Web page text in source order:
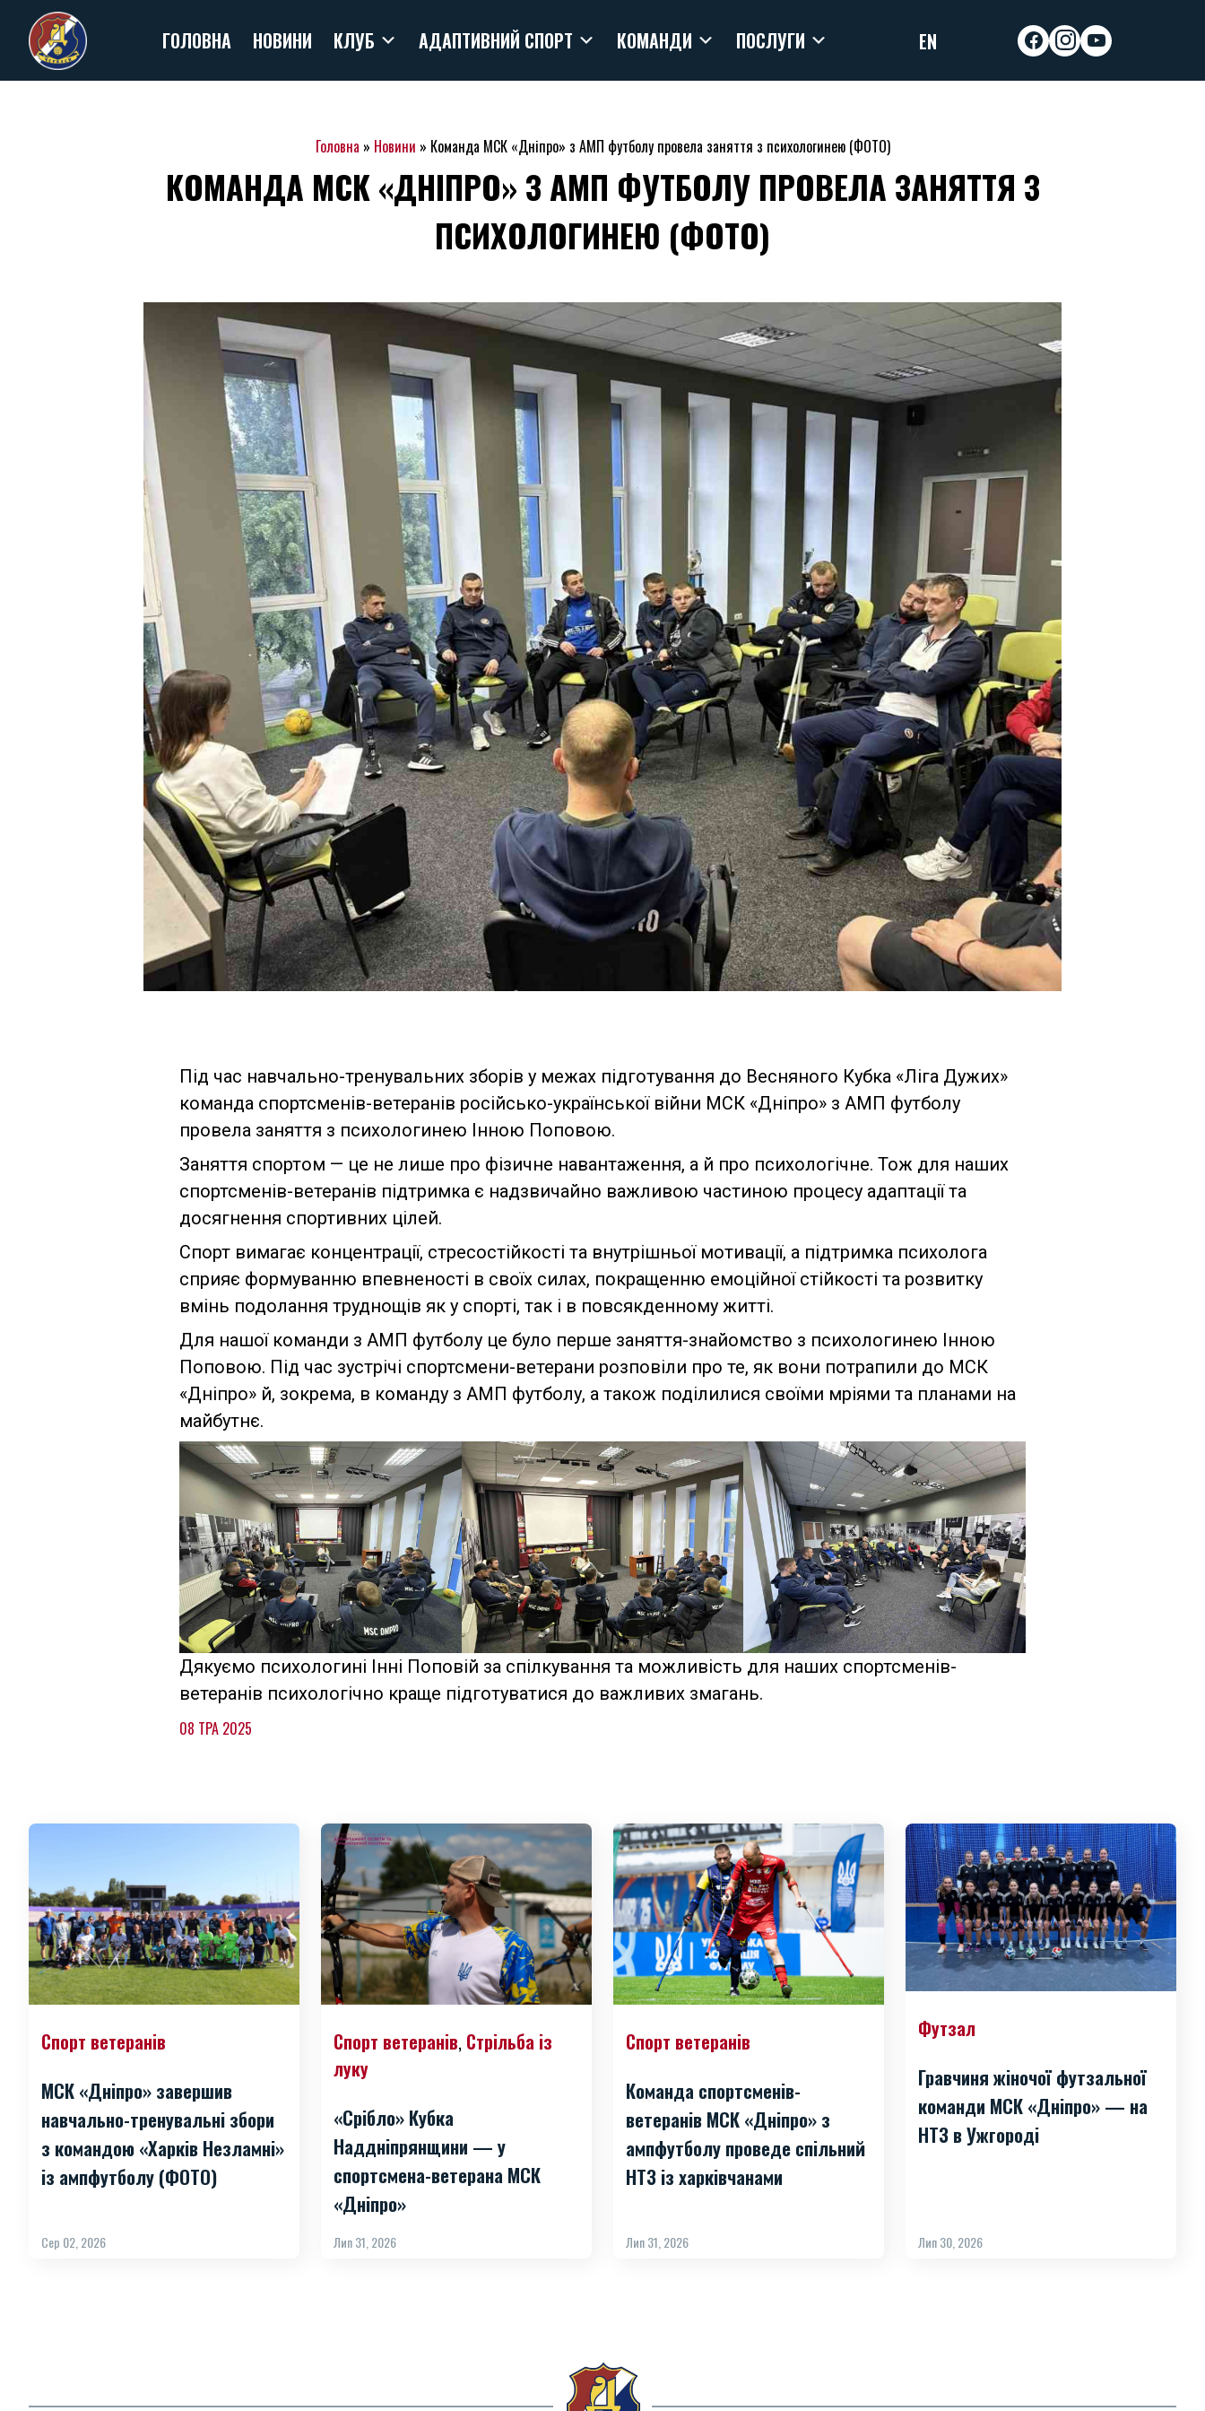
Skip
to
content
ГОЛОВНА НОВИНИ КЛУБ АДАПТИВНИЙ СПОРТ КОМАНДИ ПОСЛУГИ EN facebookinstagram
youtube
Головна » Новини » Команда МСК «Дніпро» з АМП футболу провела заняття з психологинею (ФОТО)
КОМАНДА МСК «ДНІПРО» З АМП ФУТБОЛУ ПРОВЕЛА ЗАНЯТТЯ З
ПСИХОЛОГИНЕЮ (ФОТО)
Під час навчально-тренувальних зборів у межах підготування до Весняного Кубка «Ліга Дужих»
команда спортсменів-ветеранів російсько-української війни МСК «Дніпро» з АМП футболу
провела заняття з психологинею Інною Поповою.
Заняття спортом — це не лише про фізичне навантаження, а й про психологічне. Тож для наших
спортсменів-ветеранів підтримка є надзвичайно важливою частиною процесу адаптації та
досягнення спортивних цілей.
Спорт вимагає концентрації, стресостійкості та внутрішньої мотивації, а підтримка психолога
сприяє формуванню впевненості в своїх силах, покращенню емоційної стійкості та розвитку
вмінь подолання труднощів як у спорті, так і в повсякденному житті.
Для нашої команди з АМП футболу це було перше заняття-знайомство з психологинею Інною
Поповою. Під час зустрічі спортсмени-ветерани розповіли про те, як вони потрапили до МСК
«Дніпро» й, зокрема, в команду з АМП футболу, а також поділилися своїми мріями та планами на
майбутнє.
Дякуємо психологині Інні Поповій за спілкування та можливість для наших спортсменів-
ветеранів психологічно краще підготуватися до важливих змагань.
08 ТРА 2025
Спорт ветеранів
МСК «Дніпро» завершив
навчально-тренувальні збори
з командою «Харків Незламні»
із ампфутболу (ФОТО)
Сер 02, 2026
Спорт ветеранів, Стрільба із
луку
«Срібло» Кубка
Наддніпрянщини — у
спортсмена-ветерана МСК
«Дніпро»
Лип 31, 2026
Спорт ветеранів
Команда спортсменів-
ветеранів МСК «Дніпро» з
ампфутболу проведе спільний
НТЗ із харківчанами
Лип 31, 2026
Футзал
Гравчиня жіночої футзальної
команди МСК «Дніпро» — на
НТЗ в Ужгороді
Лип 30, 2026